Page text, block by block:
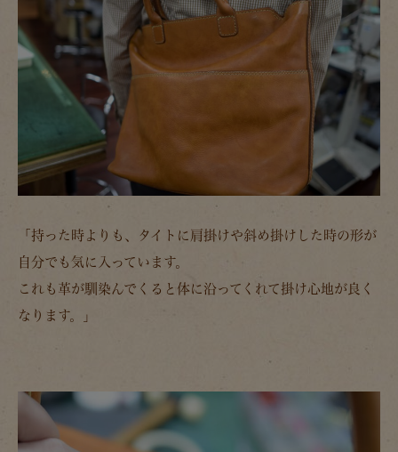
「持った時よりも、タイトに肩掛けや斜め掛けした時の形が
自分でも気に入っています。
これも革が馴染んでくると体に沿ってくれて掛け心地が良く
なります。」